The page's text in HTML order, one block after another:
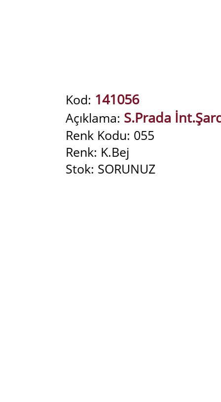
Kod: 141056
Açıklama: S.Prada
Renk Kodu: 055
Renk: K.Bej
Stok: SORUNUZ